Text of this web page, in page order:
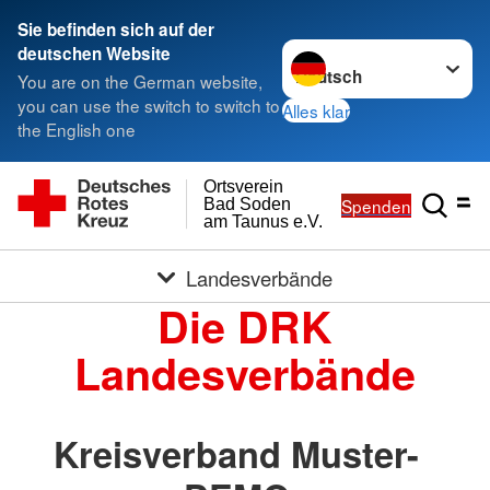
Sie befinden sich auf der
deutschen Website
You are on the German website,
you can use the switch to switch to
the English one
Sprache wechseln zu
Alles klar
am Taunus e.V.
Bad Soden
Ortsverein
Spenden
Landesverbände
Die DRK
Landesverbände
Kreisverband Muster-